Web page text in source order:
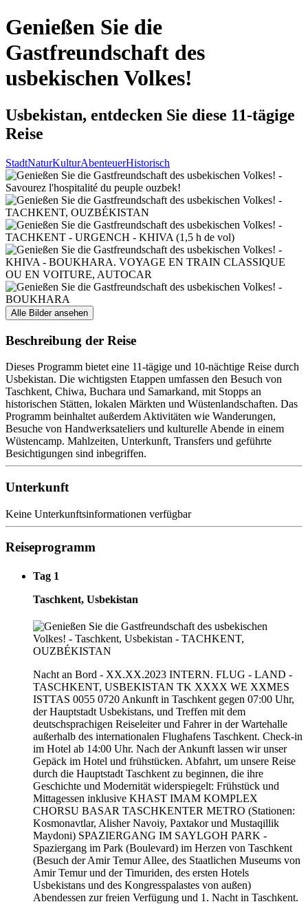
Genießen Sie die
Gastfreundschaft des
usbekischen Volkes!
Usbekistan, entdecken Sie diese 11-tägige
Reise
StadtNaturKulturAbenteuerHistorisch
Alle Bilder ansehen
Beschreibung der Reise
Dieses Programm bietet eine 11-tägige und 10-nächtige Reise durch
Usbekistan. Die wichtigsten Etappen umfassen den Besuch von
Taschkent, Chiwa, Buchara und Samarkand, mit Stopps an
historischen Stätten, lokalen Märkten und Wüstenlandschaften. Das
Programm beinhaltet außerdem Aktivitäten wie Wanderungen,
Besuche von Handwerksateliers und kulturelle Abende in einem
Wüstencamp. Mahlzeiten, Unterkunft, Transfers und geführte
Besichtigungen sind inbegriffen.
Unterkunft
Keine Unterkunftsinformationen verfügbar
Reiseprogramm
Tag 1
Taschkent, Usbekistan
Nacht an Bord - XX.XX.2023 INTERN. FLUG - LAND -
TASCHKENT, USBEKISTAN TK XXXX WE XXMES
ISTTAS 0055 0720 Ankunft in Taschkent gegen 07:00 Uhr,
der Hauptstadt Usbekistans, und Treffen mit dem
deutschsprachigen Reiseleiter und Fahrer in der Wartehalle
außerhalb des internationalen Flughafens Taschkent. Check-in
im Hotel ab 14:00 Uhr. Nach der Ankunft lassen wir unser
Gepäck im Hotel und frühstücken. Abfahrt, um unsere Reise
durch die Hauptstadt Taschkent zu beginnen, die ihre
Geschichte und Modernität widerspiegelt: Frühstück und
Mittagessen inklusive KHAST IMAM KOMPLEX
CHORSU BASAR TASCHKENTER METRO (Stationen:
Kosmonavtlar, Alisher Navoiy, Paxtakor und Mustaqillik
Maydoni) SPAZIERGANG IM SAYLGOH PARK -
Spaziergang im Park (Boulevard) im Herzen von Taschkent
(Besuch der Amir Temur Allee, des Staatlichen Museums von
Amir Temur und der Timuriden, des ersten Hotels
Usbekistans und des Kongresspalastes von außen)
Abendessen zur freien Verfügung und 1. Nacht in Taschkent.